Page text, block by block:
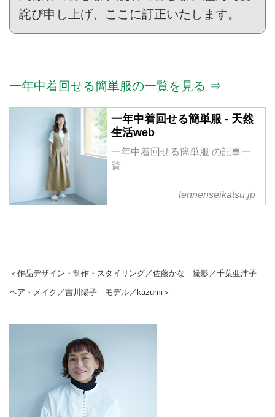
詫び申し上げ、ここに訂正いたします。
一年中着回せる簡単服の一覧を見る ⇒
一年中着回せる簡単服 - 天然
生活web
一年中着回せる簡単服 の記事一
覧
tennenseikatsu.jp
＜作品デザイン・制作・スタイリング／佐藤かな 撮影／千葉亜津子
ヘア・メイク／吉川陽子 モデル／kazumi＞